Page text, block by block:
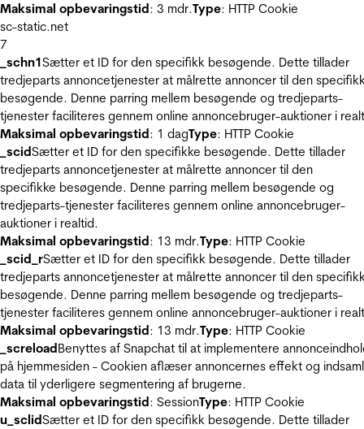
Maksimal opbevaringstid: 3 mdr.Type: HTTP Cookie
sc-static.net
7
_schn1Sætter et ID for den specifikk besøgende. Dette tillader
tredjeparts annoncetjenester at målrette annoncer til den
besøgende. Denne parring mellem besøgende og tredjeparts-
tjenester faciliteres gennem online annoncebruger-auktioner i
Maksimal opbevaringstid: 1 dagType: HTTP Cookie
_scidSætter et ID for den specifikke besøgende. Dette tillader
tredjeparts annoncetjenester at målrette annoncer til den
specifikke besøgende. Denne parring mellem besøgende og
tredjeparts-tjenester faciliteres gennem online annoncebruger-
auktioner i realtid.
Maksimal opbevaringstid: 13 mdr.Type: HTTP Cookie
_scid_rSætter et ID for den specifikk besøgende. Dette tillader
tredjeparts annoncetjenester at målrette annoncer til den
besøgende. Denne parring mellem besøgende og tredjeparts-
tjenester faciliteres gennem online annoncebruger-auktioner i
Maksimal opbevaringstid: 13 mdr.Type: HTTP Cookie
_screloadBenyttes af Snapchat til at implementere
på hjemmesiden - Cookien aflæser annoncernes effekt og
data til yderligere segmentering af brugerne.
Maksimal opbevaringstid: SessionType: HTTP Cookie
u_sclidSætter et ID for den specifikk besøgende. Dette tillader